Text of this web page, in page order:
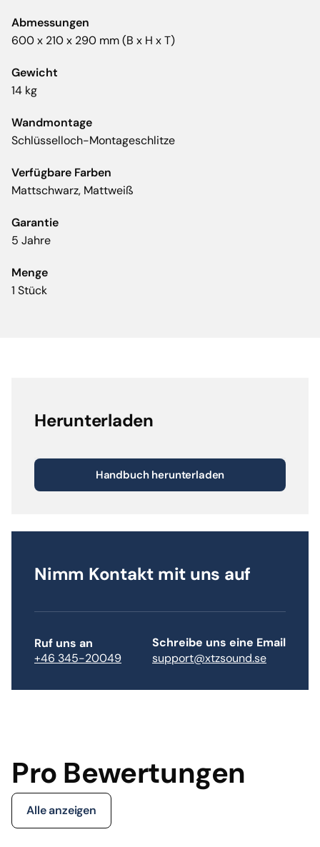
Abmessungen
600 x 210 x 290 mm (B x H x T)
Gewicht
14 kg
Wandmontage
Schlüsselloch-Montageschlitze
Verfügbare Farben
Mattschwarz, Mattweiß
Garantie
5 Jahre
Menge
1 Stück
Herunterladen
Handbuch herunterladen
Nimm Kontakt mit uns auf
Ruf uns an
+46 345-20049
Schreibe uns eine Email
support@xtzsound.se
Pro Bewertungen
Alle anzeigen